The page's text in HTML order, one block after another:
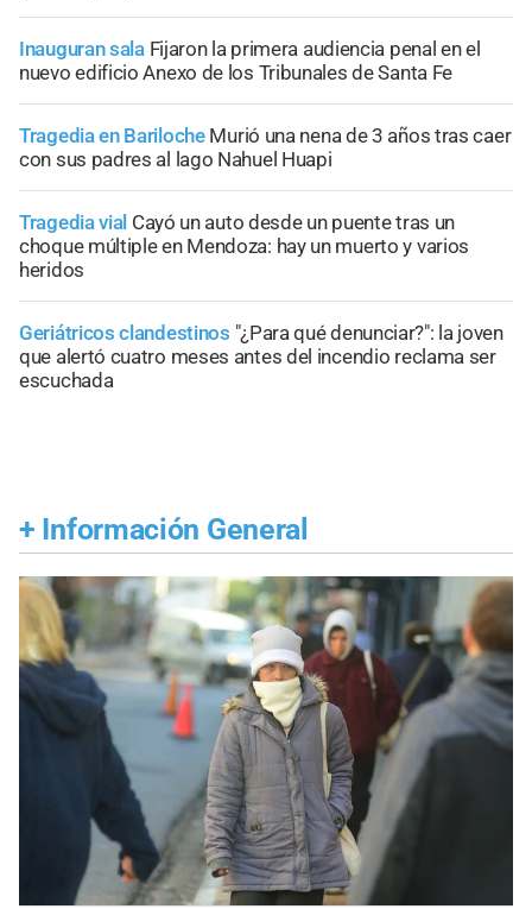
Inauguran sala Fijaron la primera audiencia penal en el
nuevo edificio Anexo de los Tribunales de Santa Fe
Tragedia en Bariloche Murió una nena de 3 años tras caer
con sus padres al lago Nahuel Huapi
Tragedia vial Cayó un auto desde un puente tras un
choque múltiple en Mendoza: hay un muerto y varios
heridos
Geriátricos clandestinos "¿Para qué denunciar?": la joven
que alertó cuatro meses antes del incendio reclama ser
escuchada
+ Información General